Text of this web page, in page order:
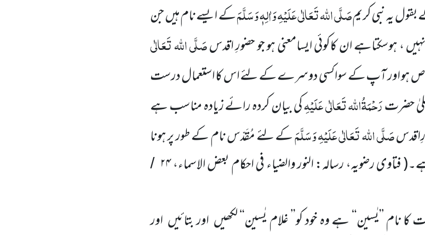
یہ نبی کریمصَلَّی اللہ تَعَالٰی عَلَیْہِ وَاٰلِہٖ وَسَلَّمَکے ایسے نام ہیں جن
ہوسکتاہے ان کاکوئی ایسامعنی ہو جو حضورِ اقدسصَلَّی اللہ تَعَالٰی
ہو اور آپ کے سواکسی دوسرے کے لئے اس کا استعمال درست
حضرترَحْمَۃُاللہ تَعَالٰی عَلَیْہِکی بیان کردہ رائے زیادہ مناسب ہے
صَلَّی اللہ تَعَالٰی عَلَیْہِ وَسَلَّمَکے لئے مُقَدّس نام کے طور پر ہونا
( فتاوی رضویہ، رسالہ: النور والضیاء فی احکام بعض الاسماء،۲۴ /
’’یٰسین‘‘ ہے وہ خود کو’’ غلام یٰسین‘‘ لکھیں اور بتائیں اور